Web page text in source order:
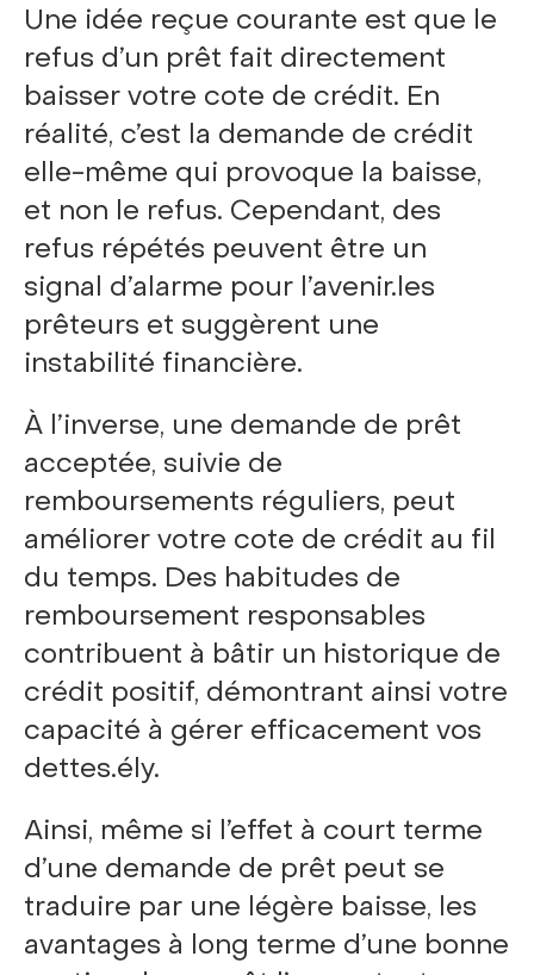
Une idée reçue courante est que le
refus d’un prêt fait directement
baisser votre cote de crédit. En
réalité, c’est la demande de crédit
elle-même qui provoque la baisse,
et non le refus. Cependant, des
refus répétés peuvent être un
signal d’alarme pour l’avenir.les
prêteurs et suggèrent une
instabilité financière.
À l’inverse, une demande de prêt
acceptée, suivie de
remboursements réguliers, peut
améliorer votre cote de crédit au fil
du temps. Des habitudes de
remboursement responsables
contribuent à bâtir un historique de
crédit positif, démontrant ainsi votre
capacité à gérer efficacement vos
dettes.ély.
Ainsi, même si l’effet à court terme
d’une demande de prêt peut se
traduire par une légère baisse, les
avantages à long terme d’une bonne